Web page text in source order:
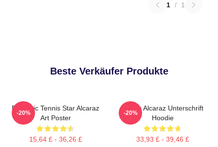
1 / 1
Beste Verkäufer Produkte
Dynamic Tennis Star Alcaraz
Art Poster
15,64 £ - 36,26 £
-20%
Carlos Alcaraz Unterschrift
Hoodie
33,93 £ - 39,46 £
-20%